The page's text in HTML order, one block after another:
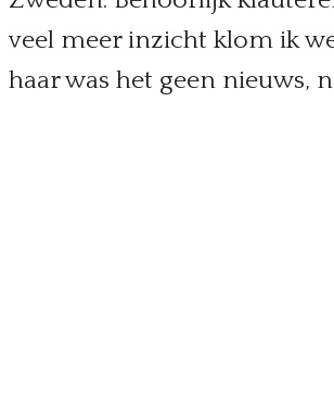
veel meer inzicht klom ik
haar was het geen nieuws,